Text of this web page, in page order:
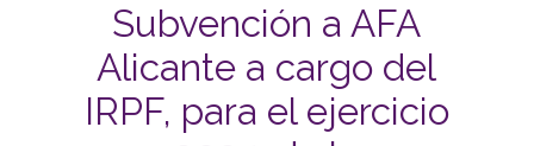
Subvención a AFA
Alicante a cargo del
IRPF, para el ejercicio